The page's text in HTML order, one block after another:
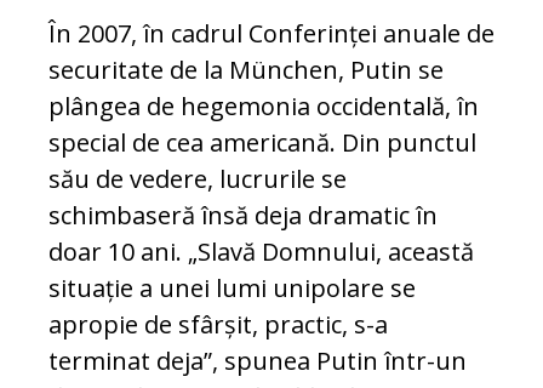
În 2007, în cadrul Conferinței anuale de
securitate de la München, Putin se
plângea de hegemonia occidentală, în
special de cea americană. Din punctul
său de vedere, lucrurile se
schimbaseră însă deja dramatic în
doar 10 ani. „Slavă Domnului, această
situație a unei lumi unipolare se
apropie de sfârșit, practic, s-a
terminat deja”, spunea Putin într-un